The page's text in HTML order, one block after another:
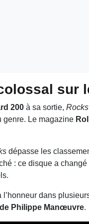
sur
200 à sa sortie, Rocks
genre. Le magazine
dépasse les
: ce disque a
l’honneur dans
Philippe Manœuvre.